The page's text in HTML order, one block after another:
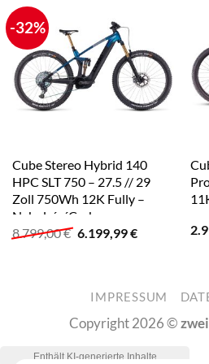
-32%
Cube Stereo Hybrid 140
HPC SLT 750 – 27.5 // 29
Zoll 750Wh 12K Fully –
Nebula´n´Carbon
8.799,00€ Ursprünglicher
6.199,99€Aktueller
IMPRESSUM
Copyright 2026 ©